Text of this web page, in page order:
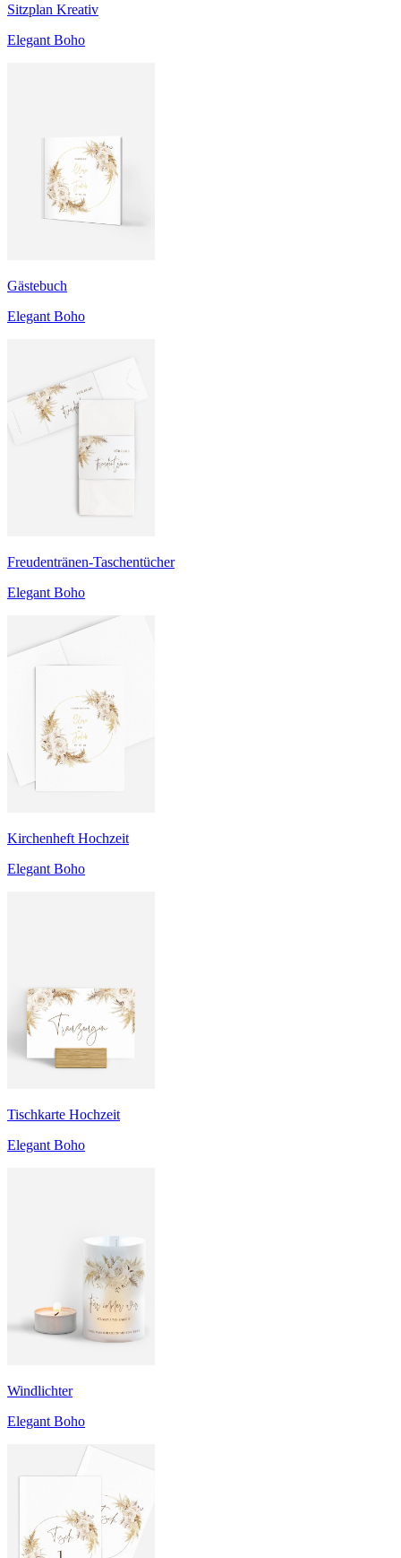
Sitzplan Kreativ
Elegant Boho
Gästebuch
Elegant Boho
Freudentränen-Taschentücher
Elegant Boho
Kirchenheft Hochzeit
Elegant Boho
Tischkarte Hochzeit
Elegant Boho
Windlichter
Elegant Boho